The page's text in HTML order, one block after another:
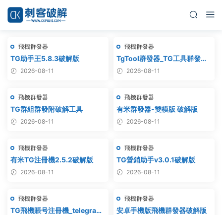
飛機群發器
TG助手王5.8.3破解版
2026-08-11
飛機群發器
TgTool群發器_TG工具群發器_
最新破解版
2026-08-11
飛機群發器
TG群組群發附破解工具
2026-08-11
飛機群發器
有米群發器-雙模版 破解版
2026-08-11
飛機群發器
有米TG注冊機2.5.2破解版
2026-08-11
飛機群發器
TG營銷助手v3.0.1破解版
2026-08-11
飛機群發器
TG飛機賬号注冊機_telegram
飛機群發器
安卓手機版飛機群發器破解版